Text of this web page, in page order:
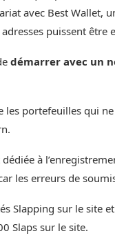
avec Best Wallet,
puissent être
démarrer avec un
les portefeuilles qui
à
les erreurs de
Slapping sur le site
Slaps sur le site.